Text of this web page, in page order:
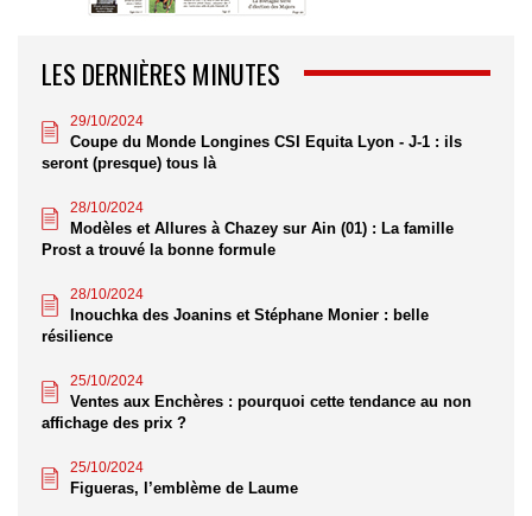
LES DERNIÈRES MINUTES
29/10/2024
Coupe du Monde Longines CSI Equita Lyon - J-1 : ils
seront (presque) tous là
28/10/2024
Modèles et Allures à Chazey sur Ain (01) : La famille
Prost a trouvé la bonne formule
28/10/2024
Inouchka des Joanins et Stéphane Monier : belle
résilience
25/10/2024
Ventes aux Enchères : pourquoi cette tendance au non
affichage des prix ?
25/10/2024
Figueras, l’emblème de Laume